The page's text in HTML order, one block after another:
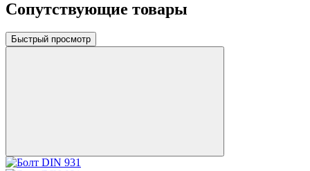
Сопутствующие товары
Быстрый просмотр